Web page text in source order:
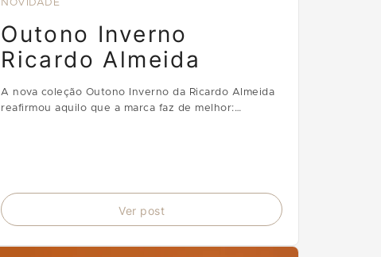
NOVIDADE
Outono Inverno
Ricardo Almeida
A nova coleção Outono Inverno da Ricardo Almeida
reafirmou aquilo que a marca faz de melhor:
Ver post